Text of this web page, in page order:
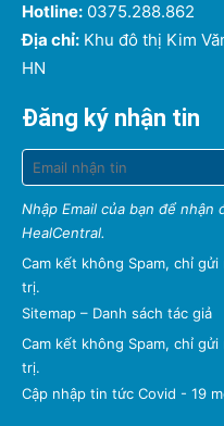
Hotline: 0375.288.862
Địa chỉ: Khu đô thị Kim
HN
Đăng ký nhận tin
Nhập Email của bạn để
HealCentral.
Cam kết không Spam, chỉ
trị.
Sitemap – Danh sách tác giả
Cam kết không Spam, chỉ
trị.
Cập nhập tin tức Covid - 19